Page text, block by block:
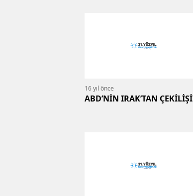
16 yıl önce
ABD’NİN IRAK’TAN ÇEKİLİŞİ